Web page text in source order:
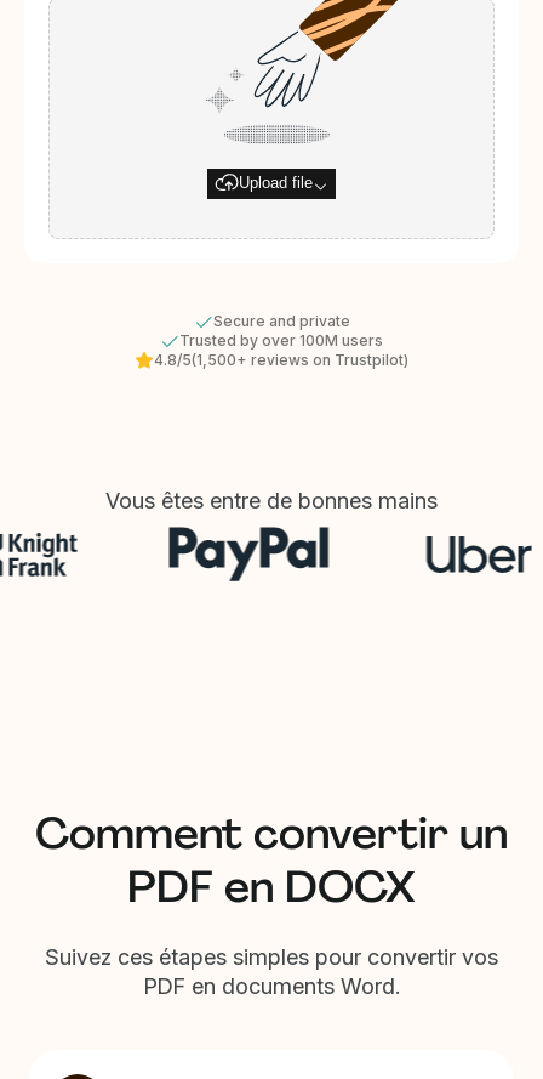
Upload file
Secure and private
Trusted by over 100M users
4.8/5(1,500+ reviews on Trustpilot)
Vous êtes entre de bonnes mains
Comment convertir un
PDF en DOCX
Suivez ces étapes simples pour convertir vos
PDF en documents Word.